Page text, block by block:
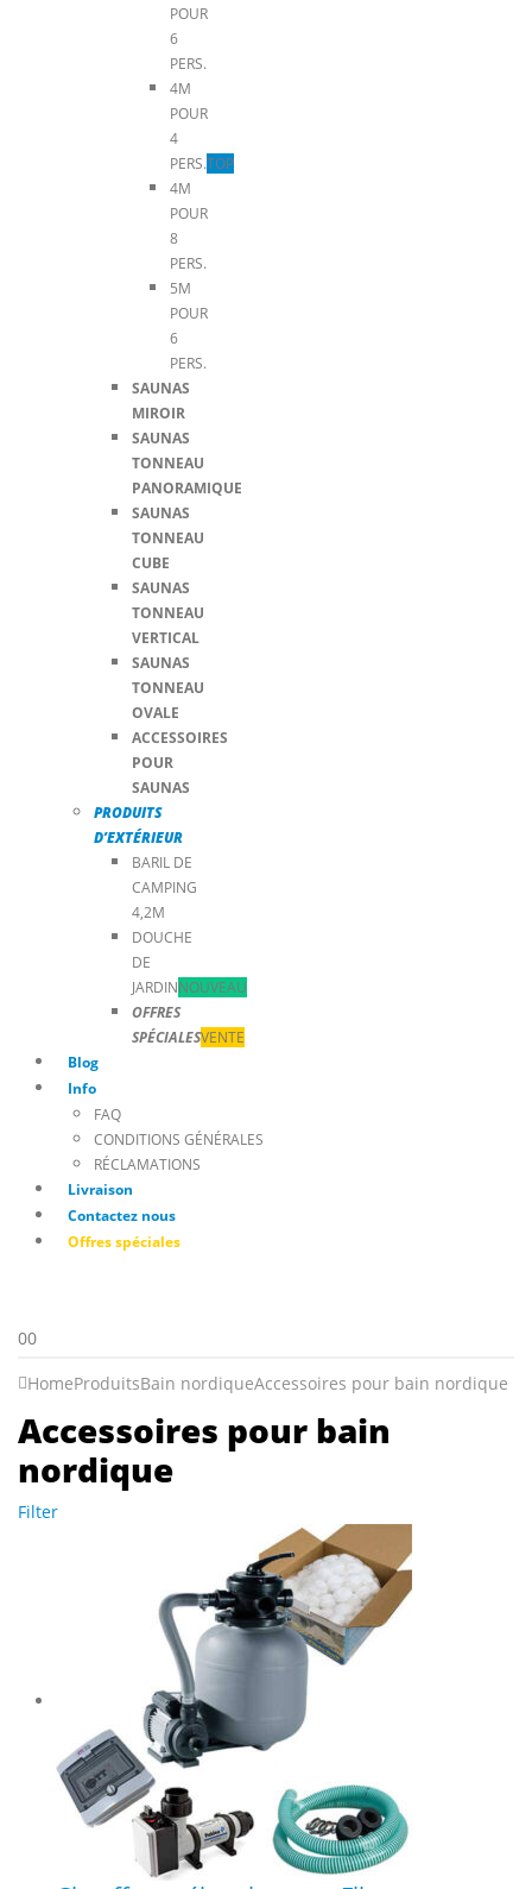
POUR
6
PERS.
4M
POUR
4
PERS.TOP
4M
POUR
8
PERS.
5M
POUR
6
PERS.
SAUNAS
MIROIR
SAUNAS
TONNEAU
PANORAMIQUE
SAUNAS
TONNEAU
CUBE
SAUNAS
TONNEAU
VERTICAL
SAUNAS
TONNEAU
OVALE
ACCESSOIRES
POUR
SAUNAS
PRODUITS
D’EXTÉRIEUR
BARIL DE
CAMPING
4,2M
DOUCHE
DE
JARDINNOUVEAU
OFFRES
SPÉCIALESVENTE
Blog
Info
FAQ
CONDITIONS GÉNÉRALES
RÉCLAMATIONS
Livraison
Contactez nous
Offres spéciales
00
HomeProduitsBain nordiqueAccessoires pour bain nordique
Accessoires pour bain
nordique
Filter